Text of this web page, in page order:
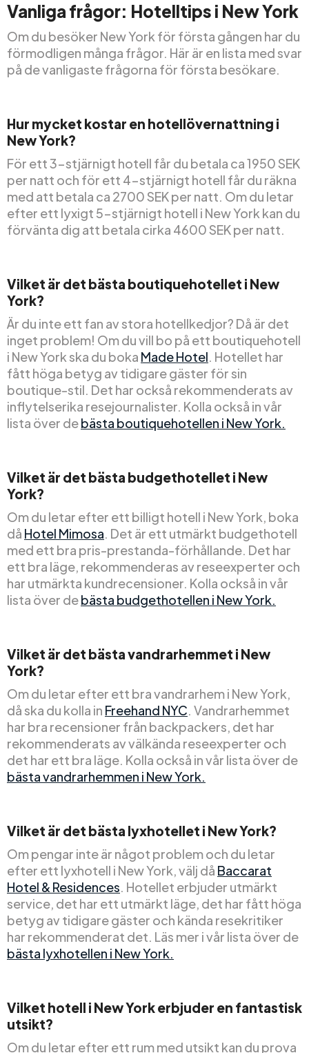
Vanliga frågor: Hotelltips i New York
Om du besöker New York för första gången har du
förmodligen många frågor. Här är en lista med svar
på de vanligaste frågorna för första besökare.
Hur mycket kostar en hotellövernattning i
New York?
För ett 3-stjärnigt hotell får du betala ca 1950 SEK
per natt och för ett 4-stjärnigt hotell får du räkna
med att betala ca 2700 SEK per natt. Om du letar
efter ett lyxigt 5-stjärnigt hotell i New York kan du
förvänta dig att betala cirka 4600 SEK per natt.
Vilket är det bästa boutiquehotellet i New
York?
Är du inte ett fan av stora hotellkedjor? Då är det
inget problem! Om du vill bo på ett boutiquehotell
i New York ska du boka Made Hotel. Hotellet har
fått höga betyg av tidigare gäster för sin
boutique-stil. Det har också rekommenderats av
inflytelserika resejournalister. Kolla också in vår
lista över debästa boutiquehotellen i New York.
Vilket är det bästa budgethotellet i New
York?
Om du letar efter ett billigt hotell i New York, boka
då Hotel Mimosa. Det är ett utmärkt budgethotell
med ett bra pris-prestanda-förhållande. Det har
ett bra läge, rekommenderas av reseexperter och
har utmärkta kundrecensioner. Kolla också in vår
lista över debästa budgethotellen i New York.
Vilket är det bästa vandrarhemmet i New
York?
Om du letar efter ett bra vandrarhem i New York,
då ska du kolla in Freehand NYC. Vandrarhemmet
har bra recensioner från backpackers, det har
rekommenderats av välkända reseexperter och
det har ett bra läge. Kolla också in vår lista över de
bästa vandrarhemmen i New York.
Vilket är det bästa lyxhotellet i New York?
Om pengar inte är något problem och du letar
efter ett lyxhotell i New York, välj då Baccarat
Hotel & Residences. Hotellet erbjuder utmärkt
service, det har ett utmärkt läge, det har fått höga
betyg av tidigare gäster och kända resekritiker
har rekommenderat det. Läs mer i vår lista över de
bästa lyxhotellen i New York.
Vilket hotell i New York erbjuder en fantastisk
utsikt?
Om du letar efter ett rum med utsikt kan du prova